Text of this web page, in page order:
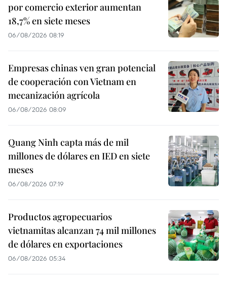
por comercio exterior aumentan
18,7% en siete meses
06/08/2026 08:19
Empresas chinas ven gran potencial
de cooperación con Vietnam en
mecanización agrícola
06/08/2026 08:09
Quang Ninh capta más de mil
millones de dólares en IED en siete
meses
06/08/2026 07:19
Productos agropecuarios
vietnamitas alcanzan 74 mil millones
de dólares en exportaciones
06/08/2026 05:34